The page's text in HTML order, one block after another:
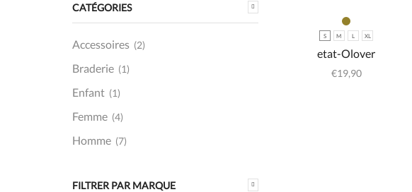
S M L XL
etat-Olover
€19,90
CATÉGORIES
Accessoires (2)
Braderie (1)
Enfant (1)
Femme (4)
Homme (7)
FILTRER PAR MARQUE